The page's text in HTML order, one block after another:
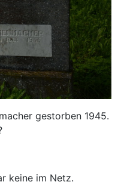
gestorben 1945.
keine im Netz.